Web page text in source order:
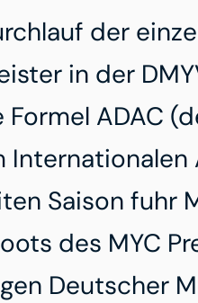
der
in der
ADAC
Saison fuhr
des MYC
Deutscher